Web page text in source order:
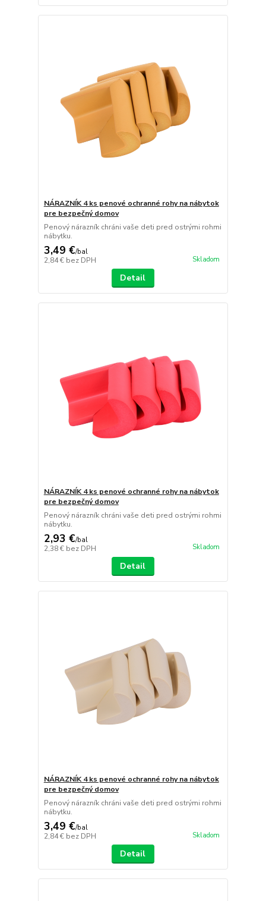
NÁRAZNÍK 4 ks penové ochranné rohy na nábytok
pre bezpečný domov
Penový nárazník chráni vaše deti pred ostrými rohmi
nábytku.
3,49 €/bal
2,84 € bez DPH Skladom
Detail
NÁRAZNÍK 4 ks penové ochranné rohy na nábytok
pre bezpečný domov
Penový nárazník chráni vaše deti pred ostrými rohmi
nábytku.
2,93 €/bal
2,38 € bez DPH Skladom
Detail
NÁRAZNÍK 4 ks penové ochranné rohy na nábytok
pre bezpečný domov
Penový nárazník chráni vaše deti pred ostrými rohmi
nábytku.
3,49 €/bal
2,84 € bez DPH Skladom
Detail